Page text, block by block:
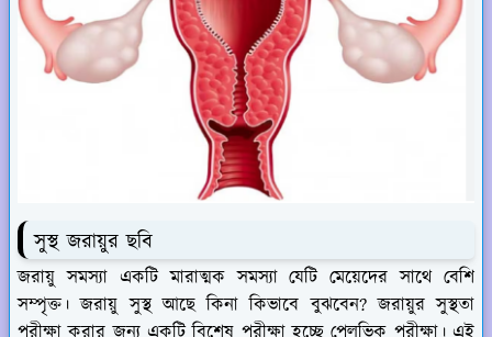
সুস্থ জরায়ুর ছবি
জরায়ু সমস্যা একটি মারাত্মক সমস্যা যেটি মেয়েদের সাথে বেশি
সম্পৃক্ত। জরায়ু সুস্থ আছে কিনা কিভাবে বুঝবেন? জরায়ুর সুস্থতা